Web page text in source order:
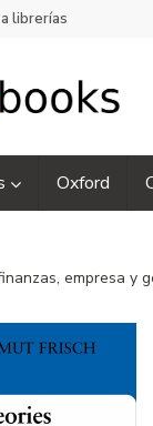
librerías
Oxford
empresa y